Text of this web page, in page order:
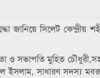
জানিয়ে সিলেট কেন্দ্রীয়
ও সভাপতি মুহিত
ইসলাম, সাধারণ সদস্য